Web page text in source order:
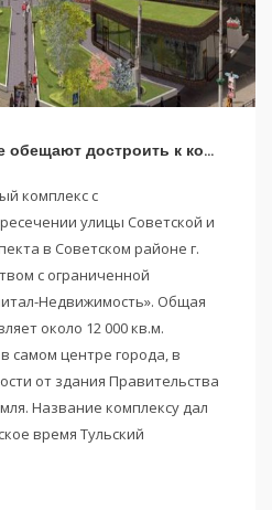
ТРК Кукольный в Туле обещают достроить к концу года
комплекс с
улицы Советской и
в Советском районе г.
с ограниченной
Недвижимость». Общая
около 12 000 кв.м.
самом центре города, в
от здания Правительства
Название комплексу дал
время Тульский